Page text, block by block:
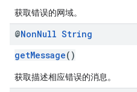
获取错误的网域。
@NonNull String
getMessage()
获取描述相应错误的消息。